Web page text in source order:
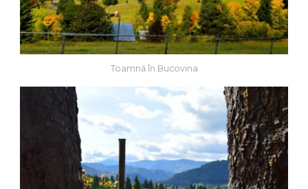
Toamnă în Bucovina